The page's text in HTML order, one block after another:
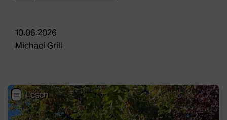
10.06.2026
Michael Grill